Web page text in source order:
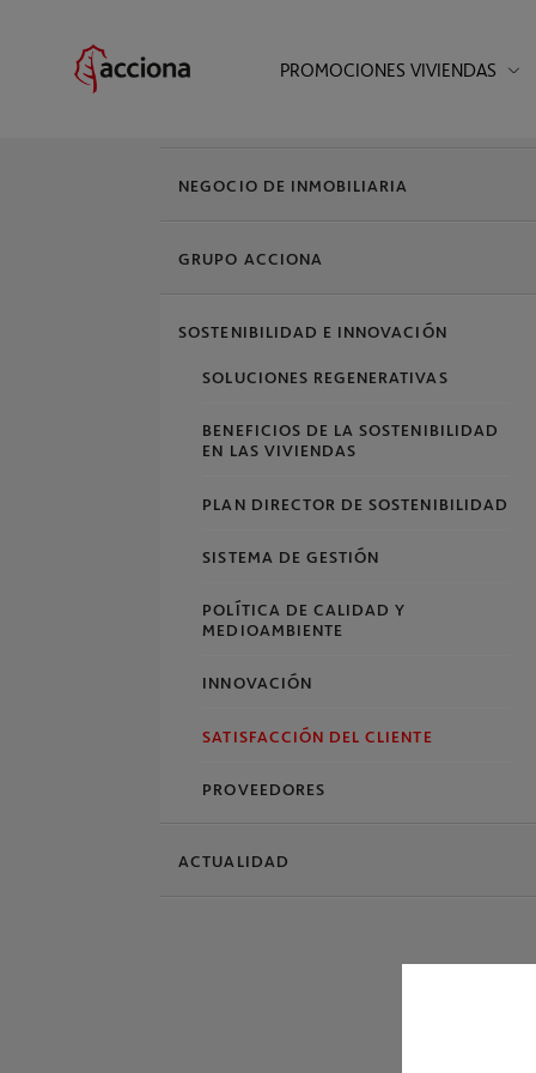
PROMOCIONES VIVIENDAS
NEGOCIO DE INMOBILIARIA
GRUPO ACCIONA
SOSTENIBILIDAD E INNOVACIÓN
SOLUCIONES REGENERATIVAS
BENEFICIOS DE LA SOSTENIBILIDAD
EN LAS VIVIENDAS
PLAN DIRECTOR DE SOSTENIBILIDAD
SISTEMA DE GESTIÓN
POLÍTICA DE CALIDAD Y
MEDIOAMBIENTE
INNOVACIÓN
SATISFACCIÓN DEL CLIENTE
PROVEEDORES
ACTUALIDAD